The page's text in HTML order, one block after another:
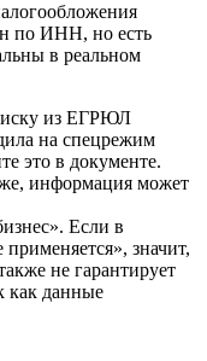
по ИНН, но есть
в реальном
из ЕГРЮЛ
на спецрежим
это в документе.
информация может
Если в
значит,
не гарантирует
как данные